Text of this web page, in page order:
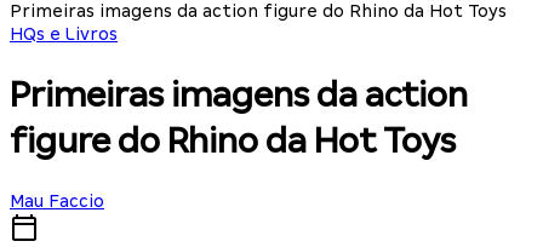
Primeiras imagens da action figure do Rhino da Hot Toys
HQs e Livros
Primeiras imagens da action
figure do Rhino da Hot Toys
Mau Faccio